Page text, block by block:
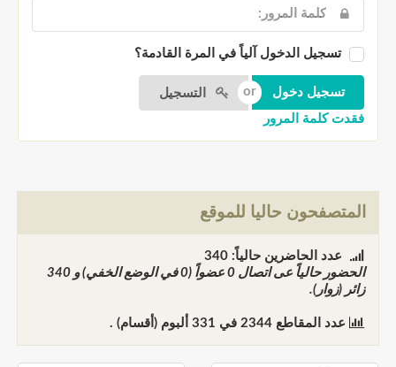
تسجيل الدخول آلياً في المرة القادمة؟
التسجيل
فقدت كلمة المرور
المتصفحون حاليا للموقع
عدد الحاضرين حالياً: 340
الحضور حالياً عى اتصال 0 عضواً (0 في الوضع الخفي) و
340
زائر (زوار).
عدد المقاطع2344 في 331 ألبوم (أقسام) .